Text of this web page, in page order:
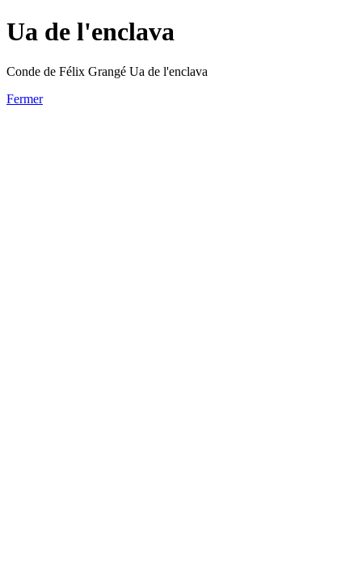
Ua de l'enclava
Conde de Félix Grangé Ua de l'enclava
Fermer